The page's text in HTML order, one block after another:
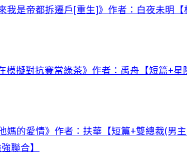
我是帝都拆遷戶[重生]》作者：白夜未明【
模擬對抗賽當綠茶》作者：禹舟【短篇+星
媽的愛情》作者：扶華【短篇+雙總裁(男
聯合】